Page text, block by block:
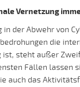
Vernetzung
in der Abwehr von
die
ist, steht außer
Fällen lassen
auch das